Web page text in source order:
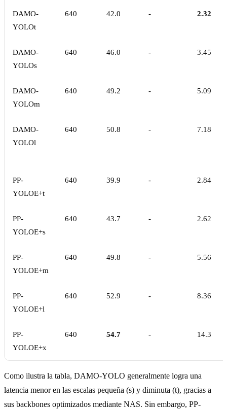
DAMO-
YOLOt
640 42.0 - 2.32
DAMO-
YOLOs
640 46.0 - 3.45
DAMO-
YOLOm
640 49.2 - 5.09
DAMO-
YOLOl
640 50.8 - 7.18
PP-
YOLOE+t
640 39.9 - 2.84
PP-
YOLOE+s
640 43.7 - 2.62
PP-
YOLOE+m
640 49.8 - 5.56
PP-
YOLOE+l
640 52.9 - 8.36
PP-
YOLOE+x
640 54.7 - 14.3
Como ilustra la tabla, DAMO-YOLO generalmente logra una
latencia menor en las escalas pequeña (s) y diminuta (t), gracias a
sus backbones optimizados mediante NAS. Sin embargo, PP-